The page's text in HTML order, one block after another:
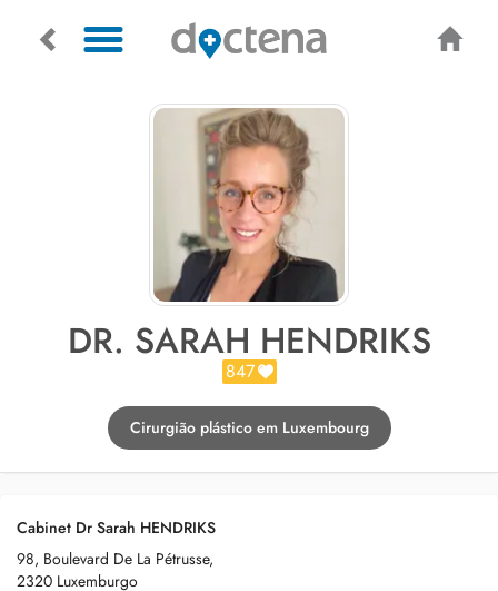
DR. SARAH HENDRIKS
847
Cirurgião plástico em Luxembourg
Cabinet Dr Sarah HENDRIKS
98, Boulevard De La Pétrusse,
2320 Luxemburgo